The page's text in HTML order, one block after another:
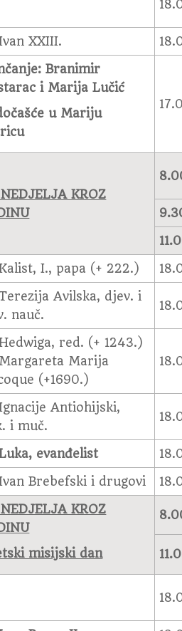
XXIII.
Branimir
i Marija Lučić
u Mariju
KROZ
I., papa (+ 222.)
Avilska, djev. i
nauč.
red. (+ 1243.)
Marija
(+1690.)
Antiohijski,
i muč.
evanđelist
Brebefski i drugovi
KROZ
misijski dan